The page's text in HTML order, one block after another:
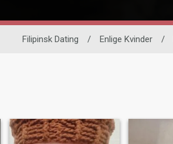
Filipinsk Dating / Enlige Kvinder /